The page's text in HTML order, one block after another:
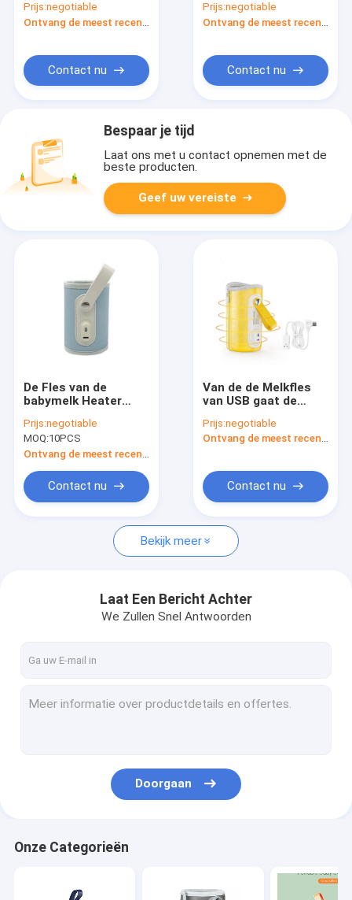
Producten
Moedermelkformule
Prijs:negotiable
Contact nu
Voeder Warmere
Draagbare
Prijs:negotiable
Contact nu
Bespaar je tijd
Laat ons met u contact opnemen met de
beste producten.
Geef uw vereiste
De Fles van de
babymelk Heater
The gaat Warmer
voor
Reiswandelwagen
Prijs:negotiable
MOQ:10PCS
Contact nu
Van de de Melkfles
van USB gaat de
Elektrische Dekking
van de de
Verwarmingstoestel
Geïsoleerde voor
Autoreis Perfect op
Prijs:negotiable
Ontvang de meest recente Prijs
Contact nu
Bekijk meer
Laat Een Bericht Achter
We Zullen Snel Antwoorden
Doorgaan
Onze Categorieën